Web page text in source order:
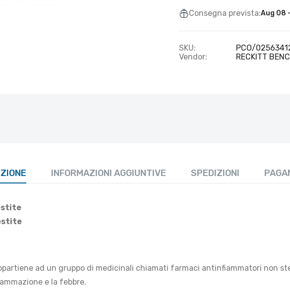
Consegna prevista:Aug 08
SKU:
PCO/
Vendor:
RECKITT
INFORMAZIONI AGGIUNTIVE SPEDIZIONI
ad un gruppo di medicinali chiamati farmaci antinfiammatori non
e la febbre.